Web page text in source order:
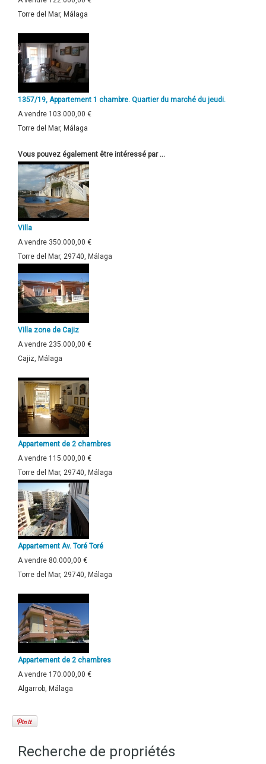
Torre del Mar, Málaga
1357/19, Appartement 1 chambre. Quartier du marché du jeudi.
A vendre 103.000,00 €
Torre del Mar, Málaga
Vous pouvez également être intéressé par ...
Villa
A vendre 350.000,00 €
Torre del Mar, 29740, Málaga
Villa zone de Cajiz
A vendre 235.000,00 €
Cajiz, Málaga
Appartement de 2 chambres
A vendre 115.000,00 €
Torre del Mar, 29740, Málaga
Appartement Av. Toré Toré
A vendre 80.000,00 €
Torre del Mar, 29740, Málaga
Appartement de 2 chambres
A vendre 170.000,00 €
Algarrob, Málaga
Recherche de propriétés